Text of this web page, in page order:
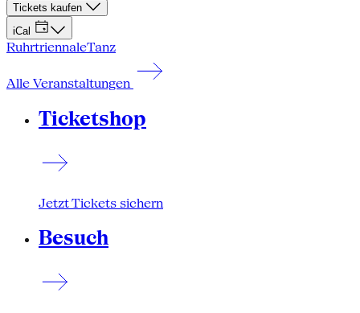
Tickets kaufen
iCal
RuhrtriennaleTanz
Alle Veranstaltungen
Ticketshop
Jetzt Tickets sichern
Besuch